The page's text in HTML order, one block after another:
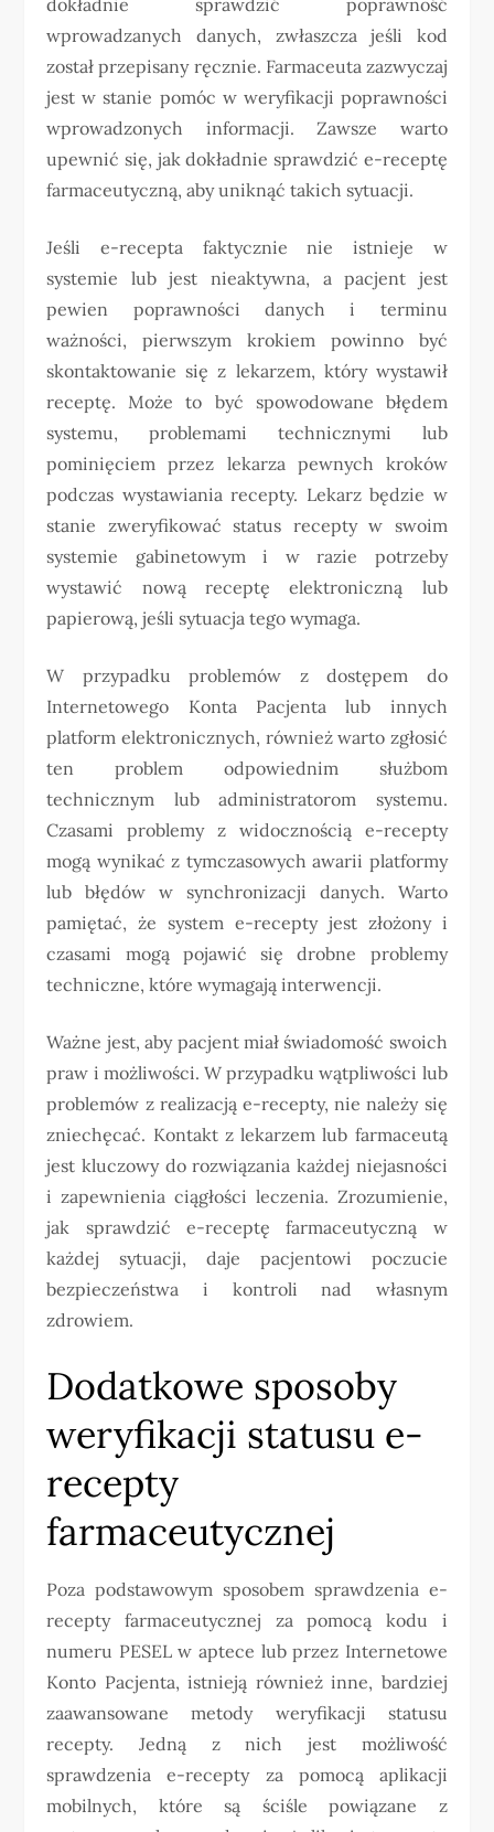
wprowadzanych danych, zwłaszcza jeśli kod
został przepisany ręcznie. Farmaceuta zazwyczaj
jest w stanie pomóc w weryfikacji poprawności
wprowadzonych informacji. Zawsze warto
upewnić się, jak dokładnie sprawdzić e-receptę
farmaceutyczną, aby uniknąć takich sytuacji.
Jeśli e-recepta faktycznie nie istnieje w
systemie lub jest nieaktywna, a pacjent jest
pewien poprawności danych i terminu
ważności, pierwszym krokiem powinno być
skontaktowanie się z lekarzem, który wystawił
receptę. Może to być spowodowane błędem
systemu, problemami technicznymi lub
pominięciem przez lekarza pewnych kroków
podczas wystawiania recepty. Lekarz będzie w
stanie zweryfikować status recepty w swoim
systemie gabinetowym i w razie potrzeby
wystawić nową receptę elektroniczną lub
papierową, jeśli sytuacja tego wymaga.
W przypadku problemów z dostępem do
Internetowego Konta Pacjenta lub innych
platform elektronicznych, również warto zgłosić
ten problem odpowiednim służbom
technicznym lub administratorom systemu.
Czasami problemy z widocznością e-recepty
mogą wynikać z tymczasowych awarii platformy
lub błędów w synchronizacji danych. Warto
pamiętać, że system e-recepty jest złożony i
czasami mogą pojawić się drobne problemy
techniczne, które wymagają interwencji.
Ważne jest, aby pacjent miał świadomość swoich
praw i możliwości. W przypadku wątpliwości lub
problemów z realizacją e-recepty, nie należy się
zniechęcać. Kontakt z lekarzem lub farmaceutą
jest kluczowy do rozwiązania każdej niejasności
i zapewnienia ciągłości leczenia. Zrozumienie,
jak sprawdzić e-receptę farmaceutyczną w
każdej sytuacji, daje pacjentowi poczucie
bezpieczeństwa i kontroli nad własnym
zdrowiem.
Dodatkowe sposoby
weryfikacji statusu e-
recepty
farmaceutycznej
Poza podstawowym sposobem sprawdzenia e-
recepty farmaceutycznej za pomocą kodu i
numeru PESEL w aptece lub przez Internetowe
Konto Pacjenta, istnieją również inne, bardziej
zaawansowane metody weryfikacji statusu
recepty. Jedną z nich jest możliwość
sprawdzenia e-recepty za pomocą aplikacji
mobilnych, które są ściśle powiązane z